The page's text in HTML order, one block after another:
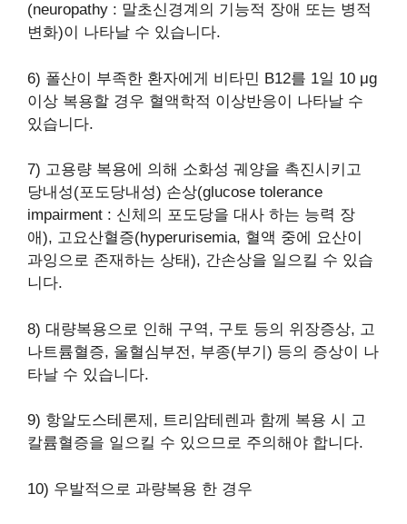
(neuropathy : 말초신경계의 기능적 장애 또는 병적
변화)이 나타날 수 있습니다.
6) 폴산이 부족한 환자에게 비타민 B12를 1일 10 μg
이상 복용할 경우 혈액학적 이상반응이 나타날 수
있습니다.
7) 고용량 복용에 의해 소화성 궤양을 촉진시키고
당내성(포도당내성) 손상(glucose tolerance
impairment : 신체의 포도당을 대사 하는 능력 장
애), 고요산혈증(hyperurisemia, 혈액 중에 요산이
과잉으로 존재하는 상태), 간손상을 일으킬 수 있습
니다.
8) 대량복용으로 인해 구역, 구토 등의 위장증상, 고
나트륨혈증, 울혈심부전, 부종(부기) 등의 증상이 나
타날 수 있습니다.
9) 항알도스테론제, 트리암테렌과 함께 복용 시 고
칼륨혈증을 일으킬 수 있으므로 주의해야 합니다.
10) 우발적으로 과량복용 한 경우